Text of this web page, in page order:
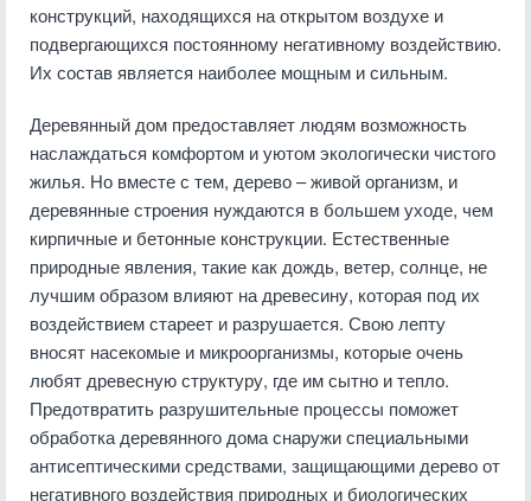
конструкций, находящихся на открытом воздухе и
подвергающихся постоянному негативному воздействию.
Их состав является наиболее мощным и сильным.
Деревянный дом предоставляет людям возможность
наслаждаться комфортом и уютом экологически чистого
жилья. Но вместе с тем, дерево – живой организм, и
деревянные строения нуждаются в большем уходе, чем
кирпичные и бетонные конструкции. Естественные
природные явления, такие как дождь, ветер, солнце, не
лучшим образом влияют на древесину, которая под их
воздействием стареет и разрушается. Свою лепту
вносят насекомые и микроорганизмы, которые очень
любят древесную структуру, где им сытно и тепло.
Предотвратить разрушительные процессы поможет
обработка деревянного дома снаружи специальными
антисептическими средствами, защищающими дерево от
негативного воздействия природных и биологических